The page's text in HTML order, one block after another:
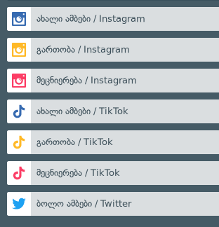
ახალი ამბები / Instagram
გართობა / Instagram
მეცნიერება / Instagram
ახალი ამბები / TikTok
გართობა / TikTok
მეცნიერება / TikTok
ბოლო ამბები / Twitter